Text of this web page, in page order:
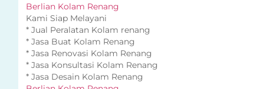
Berlian Kolam Renang
Kami Siap Melayani
* Jual Peralatan Kolam renang
* Jasa Buat Kolam Renang
* Jasa Renovasi Kolam Renang
* Jasa Konsultasi Kolam Renang
* Jasa Desain Kolam Renang